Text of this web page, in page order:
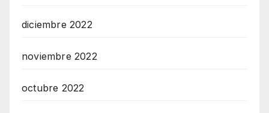
diciembre 2022
noviembre 2022
octubre 2022